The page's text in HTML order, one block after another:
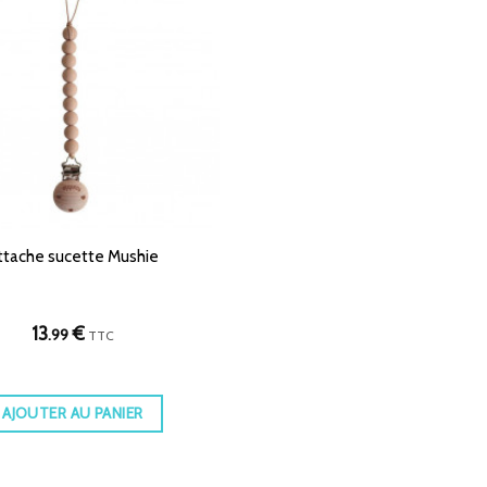
sucette Mushie
13.99 € TTC
AJOUTER AU PANIER